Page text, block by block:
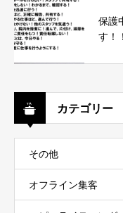
保護
す！！
カテゴリー
その他
オフライン集客